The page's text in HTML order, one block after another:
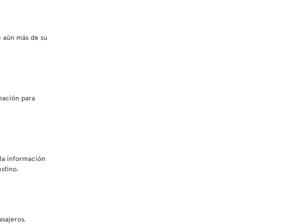
más de su
para
información